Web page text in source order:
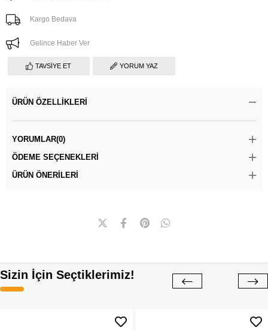
Kargo Bedava
Gelince Haber Ver
TAVSIYE ET YORUM YAZ
ÜRÜN ÖZELLIKLERI
YORUMLAR(0)
ÖDEME SEÇENEKLERI
ÜRÜN ÖNERILERI
Sizin İçin Seçtiklerimiz!